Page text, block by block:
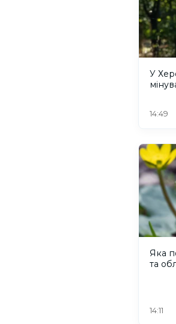
У
14:49
Яка
та
14:11